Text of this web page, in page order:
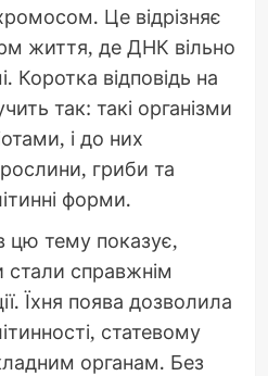
Це відрізняє
життя, де ДНК вільно
Коротка відповідь на
так: такі організми
і до них
гриби та
форми.
цю тему показує,
стали справжнім
Їхня поява дозволила
статевому
органам. Без